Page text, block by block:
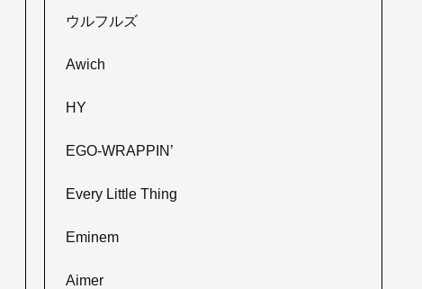
ウルフルズ
Awich
HY
EGO-WRAPPIN’
Every Little Thing
Eminem
Aimer